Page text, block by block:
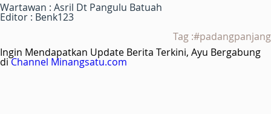
Wartawan : Asril Dt Pangulu Batuah
Editor : Benk123
Tag :#padangpanjang
Ingin Mendapatkan Update Berita Terkini, Ayu Bergabung
diChannel Minangsatu.com